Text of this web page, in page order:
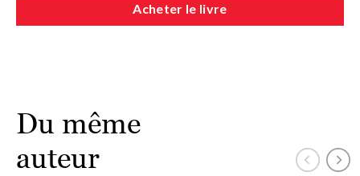
Acheter le livre
Du même
auteur